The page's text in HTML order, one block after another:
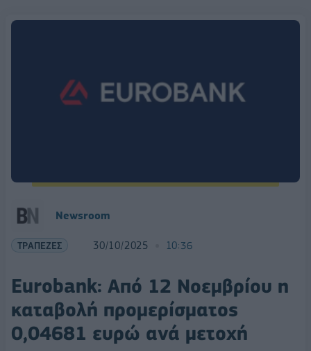
Newsroom
ΤΡΑΠΕΖΕΣ 30/10/2025 10:36
Eurobank: Από 12 Νοεμβρίου η
καταβολή προμερίσματος
0,04681 ευρώ ανά μετοχή